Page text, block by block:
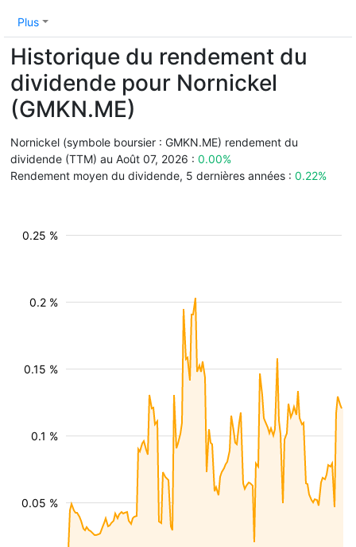
Plus
Historique du rendement du
dividende pour Nornickel
(GMKN.ME)
Nornickel (symbole boursier : GMKN.ME) rendement du
dividende (TTM) au Août 07, 2026 : 0.00%
Rendement moyen du dividende, 5 dernières années : 0.22%
0.05 %
0.1 %
0.15 %
0.2 %
0.25 %